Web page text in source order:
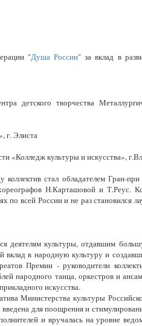
"Душа России" за вклад в
детского творчества
г. Элиста
«Колледж культуры и искусства»,
коллектив стал обладателем Гран-
Н.Карташовой и Т.Реус.
по всей России и не раз становился
культуры, отдавшим
в народную культуру и
Премии - руководители
народного танца, оркестров и
искусства.
Министерства культуры
для поощрения и
и вручалась на уровне